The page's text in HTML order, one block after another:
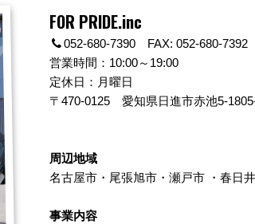
FOR PRIDE.inc
052-680-7390 FAX: 052-680-7392
営業時間：10:00～19:00
定休日：月曜日
〒470-0125 愛知県日進市赤池5-
周辺地域
名古屋市・ 尾張旭市・ 瀬戸市・ 春日
事業内容